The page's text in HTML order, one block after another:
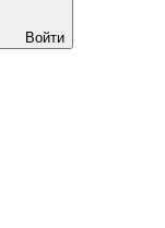
Войти